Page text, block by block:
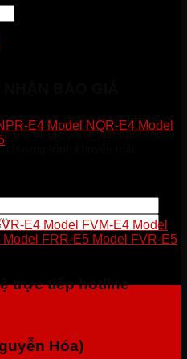
chính xác, chúng tôi sẽ liên hệ
phí và giá chính xác nhất cho
chương trình khuyến mãi
trực tiếp hotline
Hóa)
E4 Model NQR-E4 Model
E4 Model FVM-E4 Model
Model FRR-E5 Model FVR-E5